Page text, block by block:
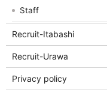
Staff
Recruit-Itabashi
Recruit-Urawa
Privacy policy